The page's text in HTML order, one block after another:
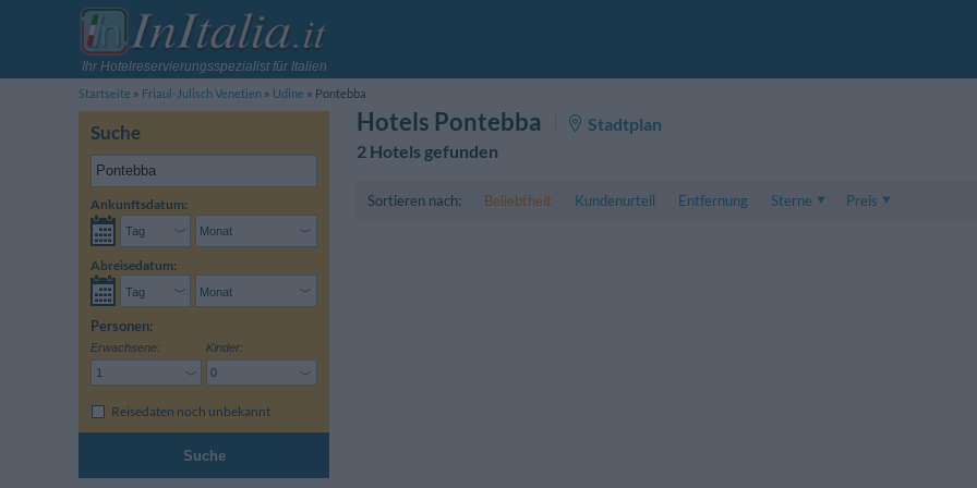
Ihr Hotelreservierungsspezialist für Italien
Startseite
Friaul-Julisch Venetien Udine Pontebba
Suche
Ankunftsdatum:
Abreisedatum:
Personen:
Erwachsene: Kinder:
Reisedaten noch unbekannt
Suche
Hotels Pontebba
Stadtplan
2 Hotels gefunden
Sortieren nach: Beliebtheit Kundenurteil Entfernung
Sterne
Preis